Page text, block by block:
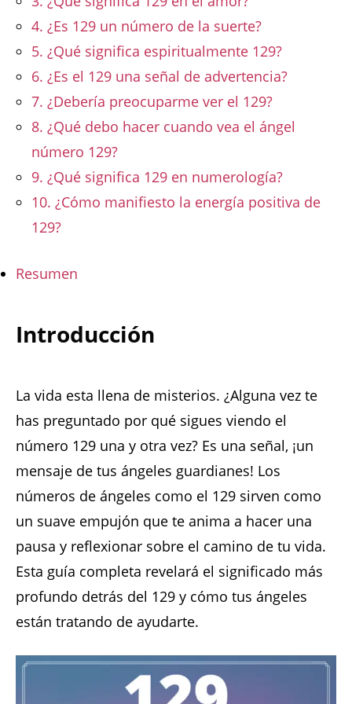
4. ¿Es 129 un número de la suerte?
5. ¿Qué significa espiritualmente 129?
6. ¿Es el 129 una señal de advertencia?
7. ¿Debería preocuparme ver el 129?
8. ¿Qué debo hacer cuando vea el ángel
número 129?
9. ¿Qué significa 129 en numerología?
10. ¿Cómo manifiesto la energía positiva de
129?
Resumen
Introducción
La vida esta llena de misterios. ¿Alguna vez te
has preguntado por qué sigues viendo el
número 129 una y otra vez? Es una señal, ¡un
mensaje de tus ángeles guardianes! Los
números de ángeles como el 129 sirven como
un suave empujón que te anima a hacer una
pausa y reflexionar sobre el camino de tu vida.
Esta guía completa revelará el significado más
profundo detrás del 129 y cómo tus ángeles
están tratando de ayudarte.